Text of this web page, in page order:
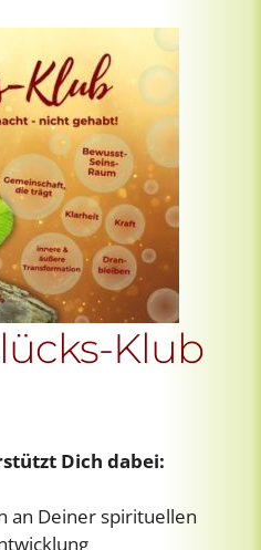
Klub
Dich dabei:
an Deiner spirituellen